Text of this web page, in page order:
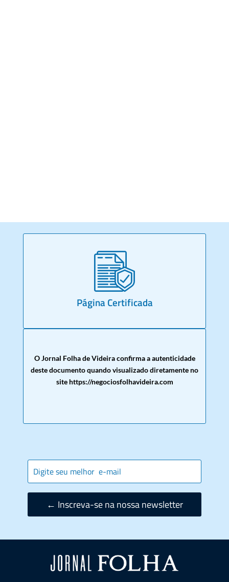
Página Certificada
O Jornal Folha de Videira confirma a autenticidade
deste documento quando visualizado diretamente no
site https://negociosfolhavideira.com
← Inscreva-se na nossa newsletter